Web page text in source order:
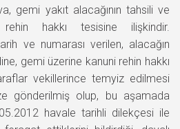
gemi yakıt alacağının tahsili ve
hakkı tesisine ilişkindir.
ve numarası verilen, alacağın
gemi üzerine kanuni rehin hakkı
vekillerince temyiz edilmesi
gönderilmiş olup, bu aşamada
havale tarihli dilekçesi ile